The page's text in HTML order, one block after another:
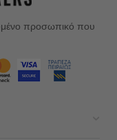
προσωπικό που